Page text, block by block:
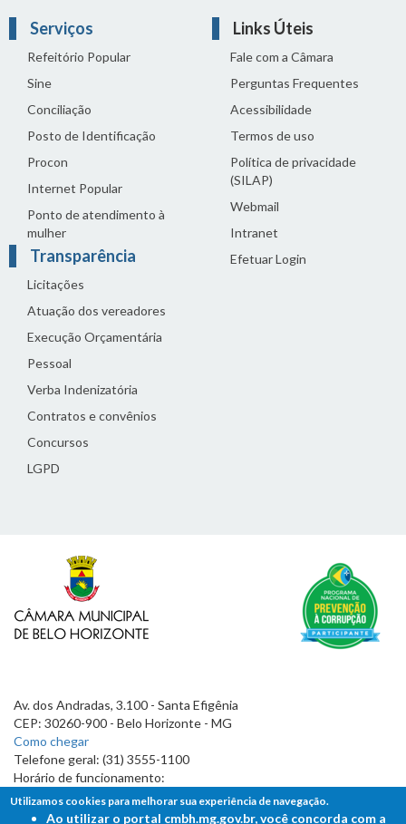
Serviços
Refeitório Popular
Sine
Conciliação
Posto de Identificação
Procon
Internet Popular
Ponto de atendimento à
mulher
Transparência
Licitações
Atuação dos vereadores
Execução Orçamentária
Pessoal
Verba Indenizatória
Contratos e convênios
Concursos
LGPD
Links Úteis
Fale com a Câmara
Perguntas Frequentes
Acessibilidade
Termos de uso
Política de privacidade
(SILAP)
Webmail
Intranet
Efetuar Login
Av. dos Andradas, 3.100 - Santa Efigênia
CEP: 30260-900 - Belo Horizonte - MG
Como chegar
Telefone geral: (31) 3555-1100
Horário de funcionamento:
7h às 19h
Utilizamos cookies para melhorar sua experiência de navegação.
Ao utilizar o portal cmbh.mg.gov.br, você concorda com a